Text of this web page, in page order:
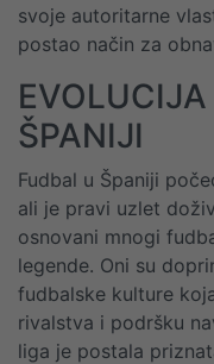
svoje autoritarne
postao način za
ŠPANIJI
Fudbal u Španiji
ali je pravi uzlet
osnovani mnogi
legende. Oni su
fudbalske kulture
rivalstva i podršku
liga je postala